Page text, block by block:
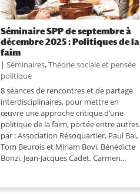
Séminaire SPP de septembre à
décembre 2025 : Politiques de la
faim
|Séminaires,Théorie sociale et pensée
politique
8 séances de rencontres et de partage
interdisciplinaires, pour mettre en
œuvre une approche critique d’une
politique de la faim, portée entre autres
par : Association Résoquartier, Paul Bai,
Tom Beurois et Miriam Bovi, Bénédicte
Bonzi, Jean-Jacques Cadet, Carmen...